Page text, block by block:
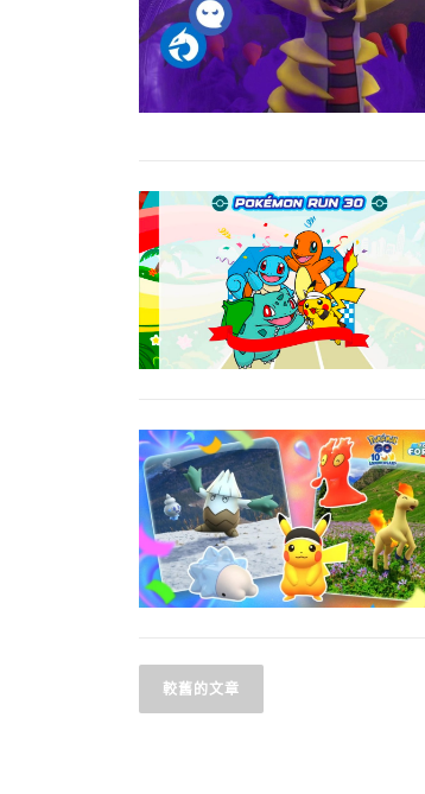
文
章較舊的文章